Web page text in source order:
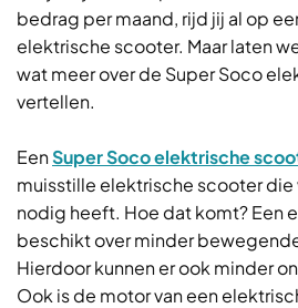
bedrag per maand, rijd jij al op
elektrische scooter. Maar laten
wat meer over de Super Soco
vertellen.
EenSuper Soco elektrische
muisstille elektrische scooter
nodig heeft. Hoe dat komt? Een
beschikt over minder
Hierdoor kunnen er ook minder
Ook is de motor van een